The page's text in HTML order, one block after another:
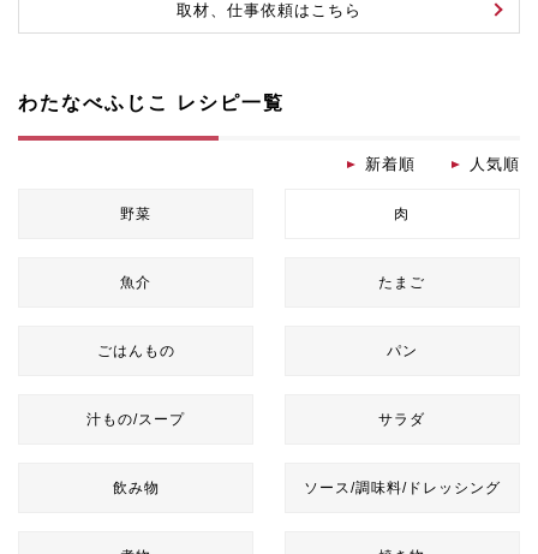
取材、仕事依頼はこちら
わたなべふじこ レシピ一覧
新着順 人気順
野菜 肉
魚介 たまご
ごはんもの パン
汁もの/スープ サラダ
飲み物 ソース/調味料/ドレッシング